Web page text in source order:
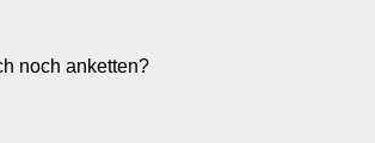
noch anketten?